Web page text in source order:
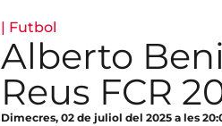
| Futbol
Alberto
Reus FCR
Dimecres, 02 de juliol del 2025 a les